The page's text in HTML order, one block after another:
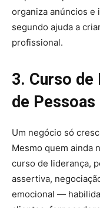
organiza anúncios e
segundo ajuda a
profissional.
3. Curso de
de Pessoas
Um negócio só
Mesmo quem ainda
curso de liderança,
assertiva,
emocional —